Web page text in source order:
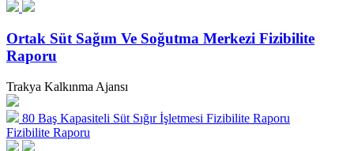
Ortak Süt Sağım Ve Soğutma Merkezi Fizibilite
Raporu
Trakya Kalkınma Ajansı
80 Baş Kapasiteli Süt Sığır İşletmesi Fizibilite Raporu
Fizibilite Raporu